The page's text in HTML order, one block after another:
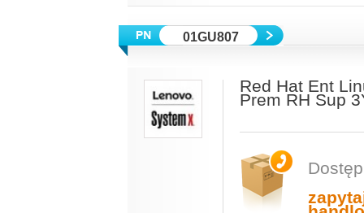
01GU807
Red Hat Ent
Prem RH Sup